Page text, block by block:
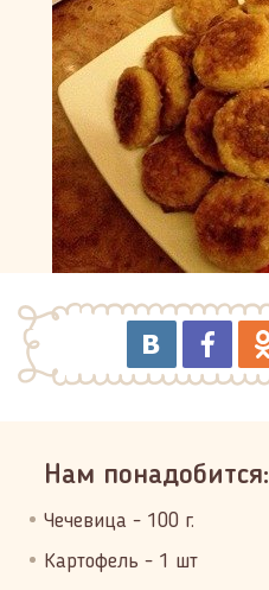
Нам понадобится:
Чечевица - 100 г.
Картофель - 1 шт